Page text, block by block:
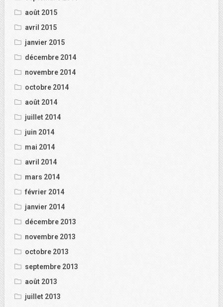
août 2015
avril 2015
janvier 2015
décembre 2014
novembre 2014
octobre 2014
août 2014
juillet 2014
juin 2014
mai 2014
avril 2014
mars 2014
février 2014
janvier 2014
décembre 2013
novembre 2013
octobre 2013
septembre 2013
août 2013
juillet 2013